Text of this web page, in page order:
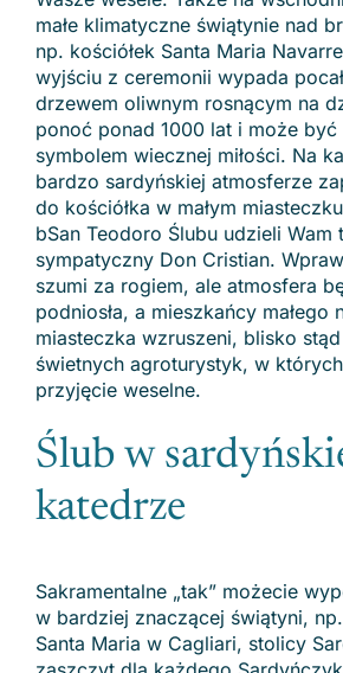
małe klimatyczne świątynie nad
np. kościółek Santa Maria
wyjściu z ceremonii wypada
drzewem oliwnym rosnącym na
ponoć ponad 1000 lat i może być
symbolem wiecznej miłości. Na
bardzo sardyńskiej atmosferze
do kościółka w małym
bSan Teodoro Ślubu udzieli Wam
sympatyczny Don Cristian.
szumi za rogiem, ale atmosfera
podniosła, a mieszkańcy małego
miasteczka wzruszeni, blisko
świetnych agroturystyk, w
przyjęcie weselne.
Ślub w
katedrze
Sakramentalne „tak” możecie
w bardziej znaczącej świątyni,
Santa Maria w Cagliari, stolicy